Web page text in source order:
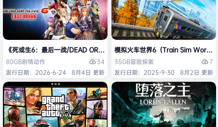
《死或生6：最后一战/DEAD OR ALIVE 6 Last Round》免安装中文版
80GB剧情动作
34
发行日期：2026-6-24
8月4日 更新
模拟火车世界6（Train Sim World
35GB冒险探索
7
发行日期：2025-9-30
8月2日 更新